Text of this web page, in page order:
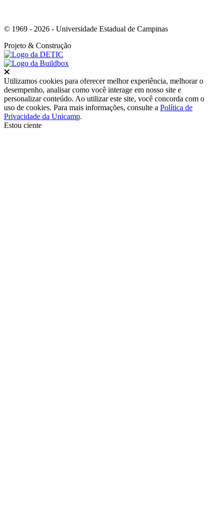
© 1969 - 2026 - Universidade Estadual de Campinas
Projeto & Construção
Utilizamos cookies para oferecer melhor experiência, melhorar o
desempenho, analisar como você interage em nosso site e
personalizar conteúdo. Ao utilizar este site, você concorda com o
uso de cookies. Para mais informações, consulte a Política de
Privacidade da Unicamp.
Estou ciente